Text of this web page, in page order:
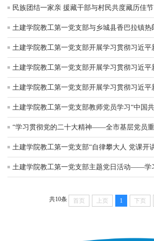
民族团结一家亲 援藏干部与村民共度藏历佳节
共10条 首页 上页 1 下页